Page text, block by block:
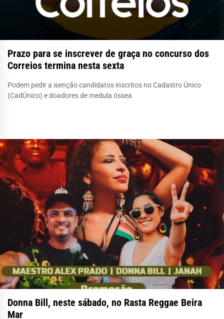
Prazo para se inscrever de graça no concurso dos
Correios termina nesta sexta
Podem pedir a isenção candidatos inscritos no Cadastro Único
(CadÚnico) e doadores de medula óssea
Donna Bill, neste sábado, no Rasta Reggae Beira
Mar